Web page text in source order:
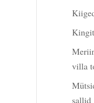
villa
sallid